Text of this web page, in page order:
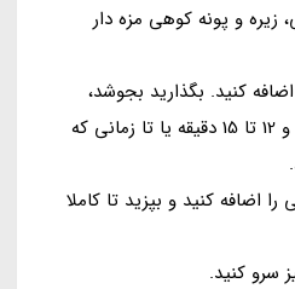
زیره و پونه کوهی مزه دار
کنید. بگذارید بجوشد،
سپس حرارت را کم کنید و 12 تا 15 دقیقه یا تا زمانی که
اضافه کنید و بپزید تا کاملا
سرو کنید.